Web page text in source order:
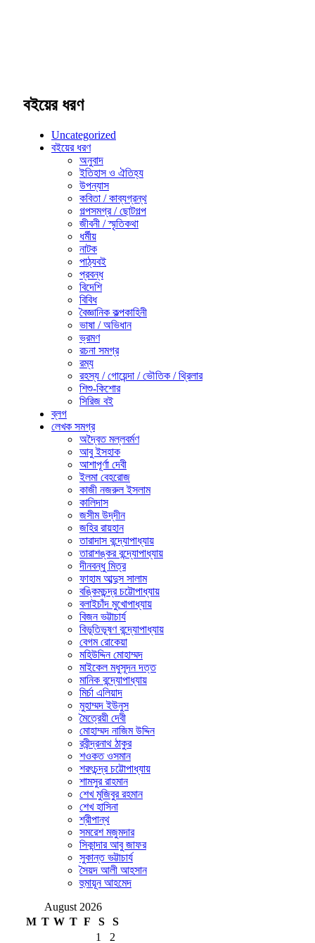
বইয়ের ধরণ
Uncategorized
বইয়ের ধরণ
অনুবাদ
ইতিহাস ও ঐতিহ্য
উপন্যাস
কবিতা / কাব্যগ্রন্থ
গল্পসমগ্র / ছোটগল্প
জীবনী / স্মৃতিকথা
ধর্মীয়
নাটক
পাঠ্যবই
প্রবন্ধ
বিদেশি
বিবিধ
বৈজ্ঞানিক কল্পকাহিনী
ভাষা / অভিধান
ভ্রমণ
রচনা সমগ্র
রম্য
রহস্য / গোয়েন্দা / ভৌতিক / থ্রিলার
শিশু-কিশোর
সিরিজ বই
ব্লগ
লেখক সমগ্র
অদ্বৈত মল্লবর্মণ
আবু ইসহাক
আশাপূর্ণা দেবী
ইলমা বেহরোজ
কাজী নজরুল ইসলাম
কালিদাস
জসীম উদ্‌দীন
জহির রায়হান
তারাদাস বন্দ্যোপাধ্যায়
তারাশঙ্কর বন্দ্যোপাধ্যায়
দীনবন্ধু মিত্র
ফাহাম আব্দুস সালাম
বঙ্কিমচন্দ্র চট্টোপাধ্যায়
বলাইচাঁদ মুখোপাধ্যায়
বিজন ভট্টাচার্য
বিভূতিভূষণ বন্দ্যোপাধ্যায়
বেগম রোকেয়া
মহিউদ্দিন মোহাম্মদ
মাইকেল মধুসূদন দত্ত
মানিক বন্দ্যোপাধ্যায়
মির্চা এলিয়াদ
মুহাম্মদ ইউনুস
মৈত্রেয়ী দেবী
মোহাম্মদ নাজিম উদ্দিন
রবীন্দ্রনাথ ঠাকুর
শওকত ওসমান
শরৎচন্দ্র চট্টোপাধ্যায়
শামসুর রাহমান
শেখ মুজিবুর রহমান
শেখ হাসিনা
শ্রীপান্থ
সমরেশ মজুমদার
সিকান্দার আবু জাফর
সুকান্ত ভট্টাচার্য
সৈয়দ আলী আহসান
হুমায়ূন আহমেদ
August 2026
M T W T F S
S
1
2